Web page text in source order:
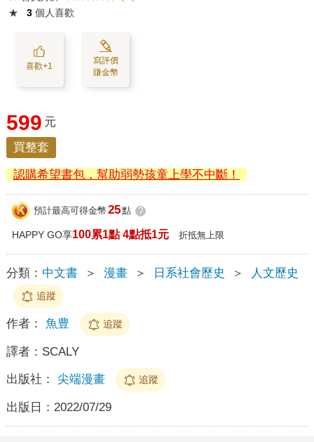
★
3 個人喜歡
喜歡+1
寫評價
賺金幣
599 元
買整套
認購希望書包，幫助弱勢孩童上學不中斷！
預計最高可得金幣 25點 ?
HAPPY GO享100累1點 4點抵1元 折抵無上限
分類： 中文書 ＞ 漫畫 ＞ 日系社會歷史 ＞ 人文歷史
追蹤
作者： 魚豊 追蹤
譯者： SCALY
出版社： 尖端漫畫 追蹤
出版日： 2022/07/29